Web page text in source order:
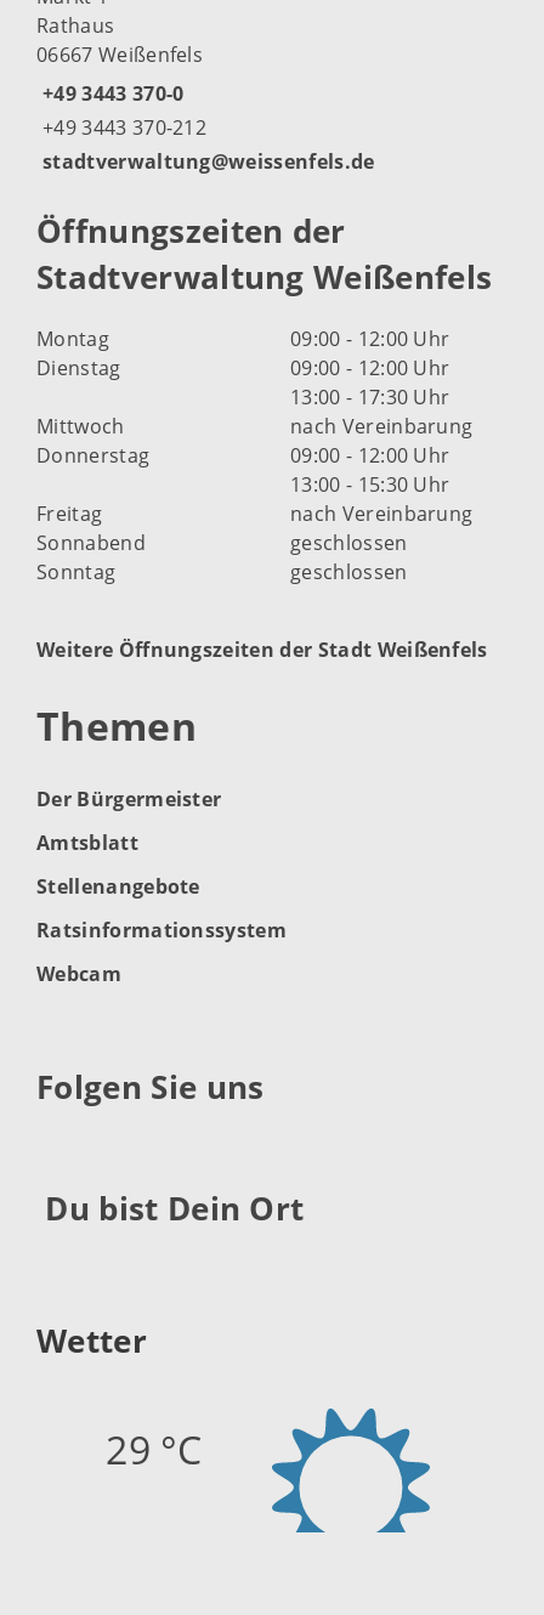
Rathaus
06667 Weißenfels
+49 3443 370-0
+49 3443 370-212
stadtverwaltung@weissenfels.de
Öffnungszeiten der
Stadtverwaltung Weißenfels
Montag
09:00 - 12:00 Uhr
Dienstag
09:00 - 12:00 Uhr
13:00 - 17:30 Uhr
Mittwoch
nach Vereinbarung
Donnerstag
09:00 - 12:00 Uhr
13:00 - 15:30 Uhr
Freitag
nach Vereinbarung
Sonnabend
geschlossen
Sonntag
geschlossen
Weitere Öffnungszeiten der Stadt Weißenfels
Themen
Der Bürgermeister
Amtsblatt
Stellenangebote
Ratsinformationssystem
Webcam
Folgen Sie uns
Du bist Dein Ort
Wetter
29 °C